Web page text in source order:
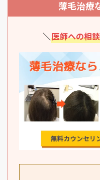
薄毛治療
＼医師への相談